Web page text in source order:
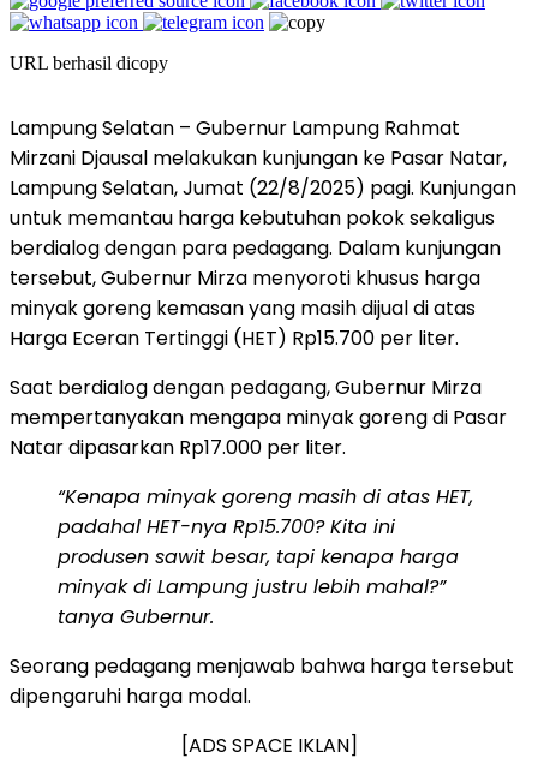
URL berhasil dicopy
Lampung Selatan – Gubernur Lampung Rahmat
Mirzani Djausal melakukan kunjungan ke Pasar Natar,
Lampung Selatan, Jumat (22/8/2025) pagi. Kunjungan
untuk memantau harga kebutuhan pokok sekaligus
berdialog dengan para pedagang. Dalam kunjungan
tersebut, Gubernur Mirza menyoroti khusus harga
minyak goreng kemasan yang masih dijual di atas
Harga Eceran Tertinggi (HET) Rp15.700 per liter.
Saat berdialog dengan pedagang, Gubernur Mirza
mempertanyakan mengapa minyak goreng di Pasar
Natar dipasarkan Rp17.000 per liter.
“Kenapa minyak goreng masih di atas HET,
padahal HET-nya Rp15.700? Kita ini
produsen sawit besar, tapi kenapa harga
minyak di Lampung justru lebih mahal?”
tanya Gubernur.
Seorang pedagang menjawab bahwa harga tersebut
dipengaruhi harga modal.
[ADS SPACE IKLAN]